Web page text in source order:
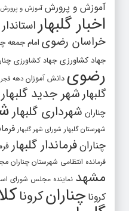
آموزش و پرورش آموزش و
اخبار گلبهار
خراسان رضوی امام جمعه
جهاد کشاورزی جهاد کشاورزی
رضوی دانش آموزان دهه فجر
گلبهارشهر جدید گلبهار
چناران شهرداری گلبهار
شهرستان گلبهار شورای شهر گلبهار
چنارانفرماندار گلبهار
فرمانده انتظامی شهرستان چناران
مشهد نماینده مجلس شورای
کرونا چنارانکرونا